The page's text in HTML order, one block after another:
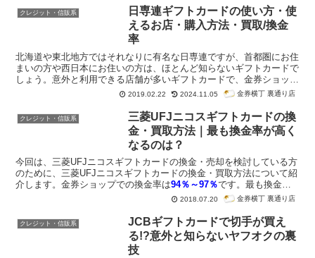
フトカードをもらっても自分で買いたい
ものがなく、結局奥さんにあげてしまう
ケースもあるでしょう。また、給与明細
には記載されていても、振込金額だけを
見る奥様が多いので、こっそり金券ショ
ップで換金して自分のヘソクリにする旦
那さんも店頭でよく見かけます。そうす
ると気になるのが、金券ショップでの換
金率や買取価格です。今回は金券ショッ
プでのギフトカードの換金率・買取価格
相場をお伝えします。
クレジット・信販系
日専連ギフトカードの使い方・使
えるお店・購入方法・買取/換金
率
北海道や東北地方ではそれなりに有名な日専連ですが、首都圏にお住
まいの方や西日本にお住いの方は、ほとんど知らないギフトカードで
しょう。意外と利用できる店舗が多いギフトカードで、金券ショップ
でも安く購入できるのでおすすめです。今回は日専連ギフトカードの
基本情報をはじめ、使い方や使えるお店、購入方法、購入可能場所、
金券ショップでの買取価格や換金率を紹介します。日専連ギフトカー
ドは額面が500円・1,000円・5,000円の3種類で、利用時にお釣りが
有効期限は発行日から5年に設定されています。金
販売価格は額面の95％～97.5％程度
～85％程度です。比較的珍しいギフトカードですが、稀に金券ショ
ップでも購入できます。首都圏や大都市圏の金券ショップでも換金率
が低めに設定されていますが、一部の金券ショップでは95％もの換
金率で高価買取していることもあります。
2019.02.22 2024.11.05 金券横丁 裏通り店
クレジット・信販系
三菱UFJニコスギフトカードの換
金・買取方法｜最も換金率が高く
なるのは？
今回は、三菱UFJニコスギフトカードの換金・売却を検討している方
のために、三菱UFJニコスギフトカードの換金・買取方法について紹
介します。金券ショップでの換金率は94％～97％です。最も換金率
が高くなるのはどんな方法になるでしょうか。
2018.07.20 金券横丁 裏通り店
クレジット・信販系
JCBギフトカードで切手が買え
る!?意外と知らないヤフオクの裏
技